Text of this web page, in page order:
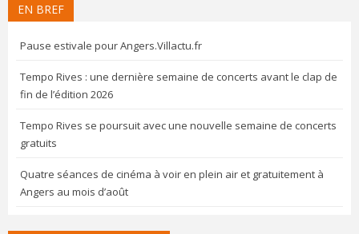
EN BREF
Pause estivale pour Angers.Villactu.fr
Tempo Rives : une dernière semaine de concerts avant le clap de
fin de l’édition 2026
Tempo Rives se poursuit avec une nouvelle semaine de concerts
gratuits
Quatre séances de cinéma à voir en plein air et gratuitement à
Angers au mois d’août